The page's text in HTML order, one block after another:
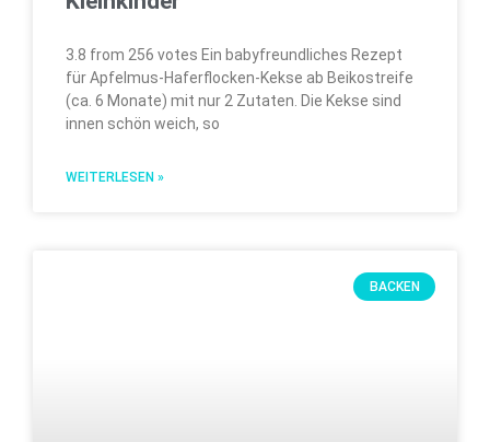
3.8 from 256 votes Ein babyfreundliches Rezept
für Apfelmus-Haferflocken-Kekse ab Beikostreife
(ca. 6 Monate) mit nur 2 Zutaten. Die Kekse sind
innen schön weich, so
WEITERLESEN »
BACKEN